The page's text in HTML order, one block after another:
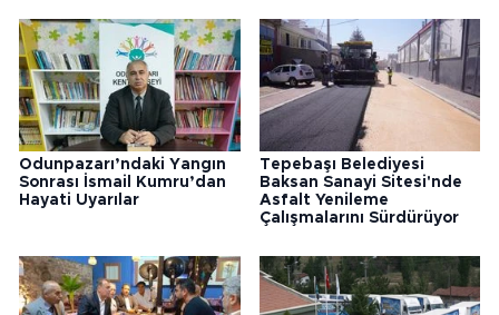
Odunpazarı’ndaki Yangın
Sonrası İsmail Kumru’dan
Hayati Uyarılar
Tepebaşı Belediyesi
Baksan Sanayi Sitesi'nde
Asfalt Yenileme
Çalışmalarını Sürdürüyor